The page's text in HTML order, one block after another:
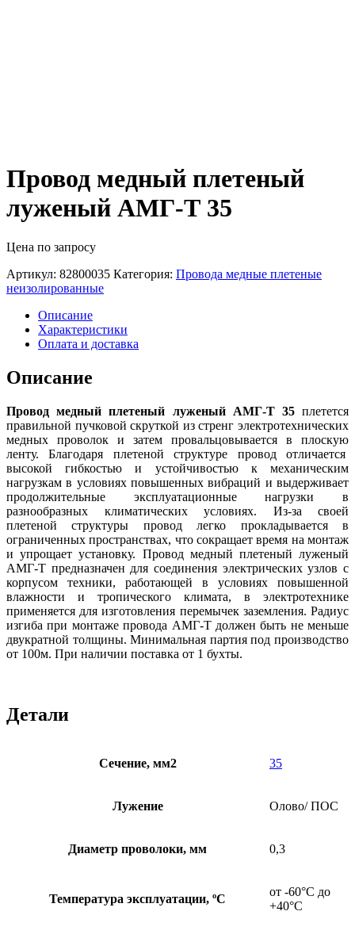
Провод медный плетеный
луженый АМГ-Т 35
Цена по запросу
Артикул: 82800035 Категория: Провода медные плетеные
неизолированные
Описание
Характеристики
Оплата и доставка
Описание
Провод медный плетеный луженый АМГ-Т 35плетется
правильной пучковой скруткой из стренг электротехнических
медных проволок и затем провальцовывается в плоскую
ленту. Благодаря плетеной структуре провод отличается
высокой гибкостью и устойчивостью к механическим
нагрузкам в условиях повышенных вибраций и выдерживает
продолжительные эксплуатационные нагрузки в
разнообразных климатических условиях. Из-за своей
плетеной структуры провод легко прокладывается в
ограниченных пространствах, что сокращает время на монтаж
и упрощает установку. Провод медный плетеный луженый
АМГ-Т предназначен для соединения электрических узлов с
корпусом техники, работающей в условиях повышенной
влажности и тропического климата, в электротехнике
применяется для изготовления перемычек заземления. Радиус
изгиба при монтаже провода АМГ-Т должен быть не меньше
двукратной толщины. Минимальная партия под производство
от 100м. При наличии поставка от 1 бухты.
Детали
Сечение, мм2 35
Лужение Олово/ ПОС
Диаметр проволоки, мм 0,3
Температура эксплуатации, ºС
от -60°С до
+40°С